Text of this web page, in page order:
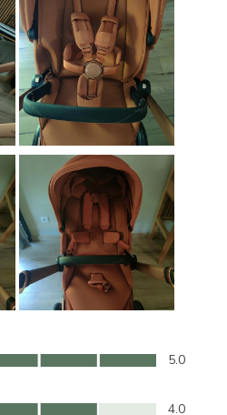
5.0
5
4.0